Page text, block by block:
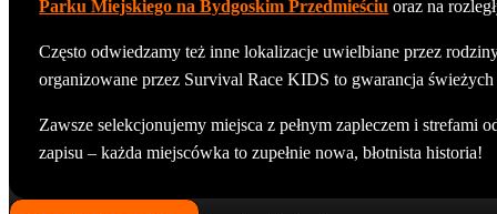
Parku Miejskiego na Bydgoskim Przedmieściu oraz na
Często odwiedzamy też inne lokalizacje uwielbiane przez
organizowane przez Survival Race KIDS to gwarancja
Zawsze selekcjonujemy miejsca z pełnym zapleczem i strefami
zapisu – każda miejscówka to zupełnie nowa, błotnista historia!